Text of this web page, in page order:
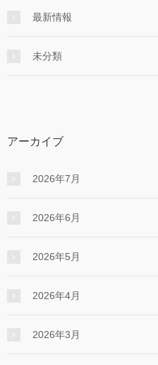
最新情報
未分類
アーカイブ
2026年7月
2026年6月
2026年5月
2026年4月
2026年3月